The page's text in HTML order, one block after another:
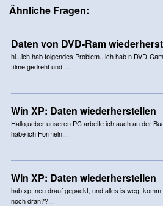
Ähnliche Fragen:
Daten von DVD-Ram
hi...ich hab folgendes Problem...ich hab n DVD-
filme gedreht und ...
Win XP: Daten wiederherstellen
Hallo,ueber unseren PC arbeite ich auch an der
habe ich Formeln...
Win XP: Daten wiederherstellen
hab xp, neu drauf gepackt, und alles is weg,
noch dran??...